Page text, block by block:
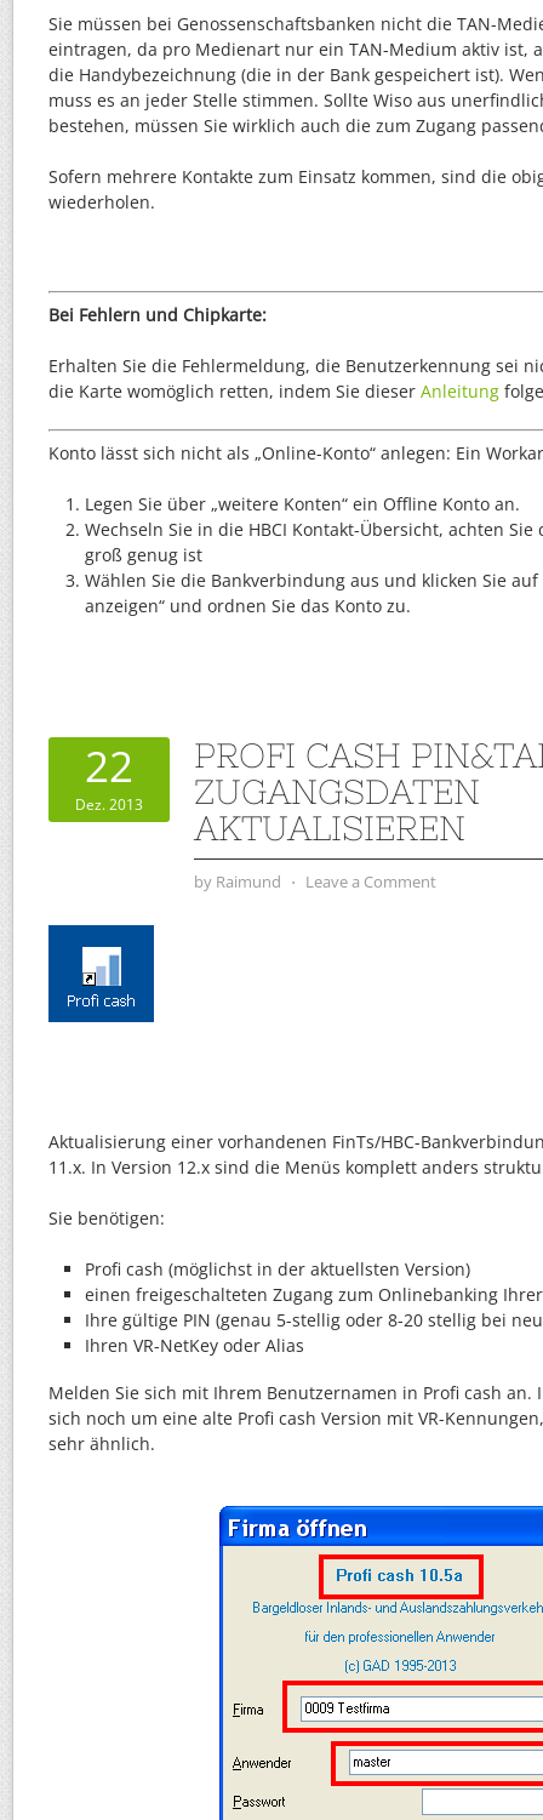
Sie müssen bei Genossenschaftsbanken nicht die TAN-
eintragen, da pro Medienart nur ein TAN-Medium aktiv ist,
die Handybezeichnung (die in der Bank gespeichert ist).
muss es an jeder Stelle stimmen. Sollte Wiso aus
bestehen, müssen Sie wirklich auch die zum Zugang
Sofern mehrere Kontakte zum Einsatz kommen, sind die
wiederholen.
Bei Fehlern und Chipkarte:
Erhalten Sie die Fehlermeldung, die Benutzerkennung sei
die Karte womöglich retten, indem Sie dieser Anleitung
Konto lässt sich nicht als „Online-Konto“ anlegen: Ein
Legen Sie über „weitere Konten“ ein Offline Konto an.
Wechseln Sie in die HBCI Kontakt-Übersicht, achten
groß genug ist
Wählen Sie die Bankverbindung aus und klicken Sie
anzeigen“ und ordnen Sie das Konto zu.
22
Dez. 2013
PROFI CASH
ZUGANGSDATEN
AKTUALISIEREN
by Raimund ⋅ Leave a Comment
Aktualisierung einer vorhandenen FinTs/HBC-
11.x. In Version 12.x sind die Menüs komplett anders
Sie benötigen:
Profi cash (möglichst in der aktuellsten Version)
einen freigeschalteten Zugang zum Onlinebanking
Ihre gültige PIN (genau 5-stellig oder 8-20 stellig bei
Ihren VR-NetKey oder Alias
Melden Sie sich mit Ihrem Benutzernamen in Profi cash an.
sich noch um eine alte Profi cash Version mit VR-
sehr ähnlich.